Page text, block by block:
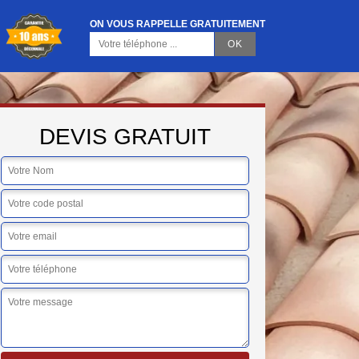
ON VOUS RAPPELLE GRATUITEMENT
DEVIS GRATUIT